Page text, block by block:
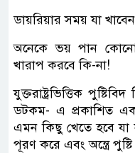
ডায়রিয়ার সময় যা
অনেকে ভয় পান কোনো
খারাপ করবে কি-না!
যুক্তরাষ্ট্রভিত্তিক
ডটকম- এ প্রকাশিত
এমন কিছু খেতে হবে যা
পূরণ করে এবং অন্ত্রে